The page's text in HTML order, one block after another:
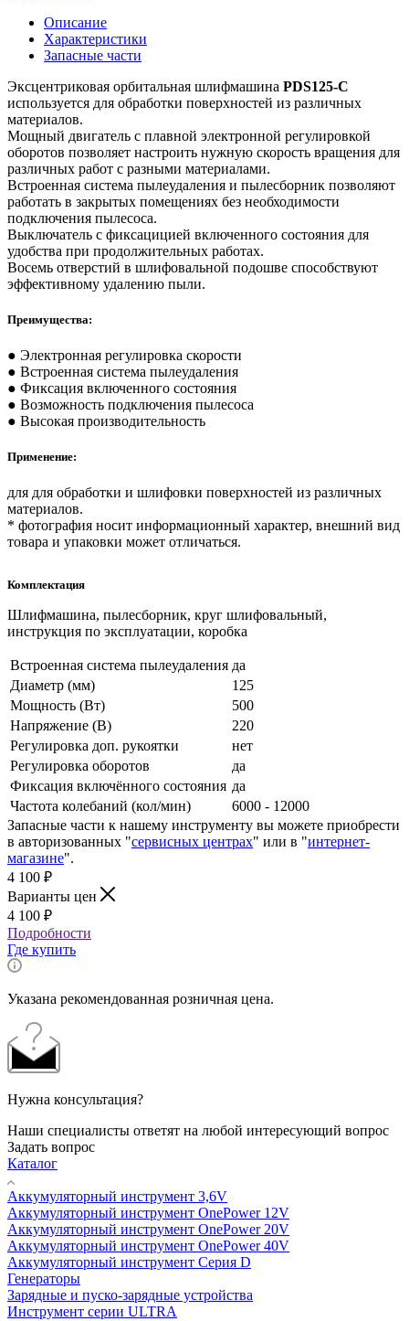
Описание
Характеристики
Запасные части
Эксцентриковая орбитальная шлифмашина PDS125-C
используется для обработки поверхностей из различных
материалов.
Мощный двигатель с плавной электронной регулировкой
оборотов позволяет настроить нужную скорость вращения для
различных работ с разными материалами.
Встроенная система пылеудаления и пылесборник позволяют
работать в закрытых помещениях без необходимости
подключения пылесоса.
Выключатель с фиксацицией включенного состояния для
удобства при продолжительных работах.
Восемь отверстий в шлифовальной подошве способствуют
эффективному удалению пыли.
Преимущества:
● Электронная регулировка скорости
● Встроенная система пылеудаления
● Фиксация включенного состояния
● Возможность подключения пылесоса
● Высокая производительность
Применение:
для для обработки и шлифовки поверхностей из различных
материалов.
* фотография носит информационный характер, внешний вид
товара и упаковки может отличаться.
Комплектация
Шлифмашина, пылесборник, круг шлифовальный,
инструкция по эксплуатации, коробка
Встроенная система пылеудаления да
Диаметр (мм)
125
Мощность (Вт)
500
Напряжение (В)
220
Регулировка доп. рукоятки
нет
Регулировка оборотов
да
Фиксация включённого состояния да
Частота колебаний (кол/мин)
6000 - 12000
Запасные части к нашему инструменту вы можете приобрести
в авторизованных "сервисных центрах" или в "интернет-
магазине".
4 100 ₽
Варианты цен
4 100 ₽
Подробности
Где купить
Указана рекомендованная розничная цена.
Нужна консультация?
Наши специалисты ответят на любой интересующий вопрос
Задать вопрос
Каталог
Аккумуляторный инструмент 3,6V
Аккумуляторный инструмент OnePower 12V
Аккумуляторный инструмент OnePower 20V
Аккумуляторный инструмент OnePower 40V
Аккумуляторный инструмент Серия D
Генераторы
Зарядные и пуско-зарядные устройства
Инструмент серии ULTRA